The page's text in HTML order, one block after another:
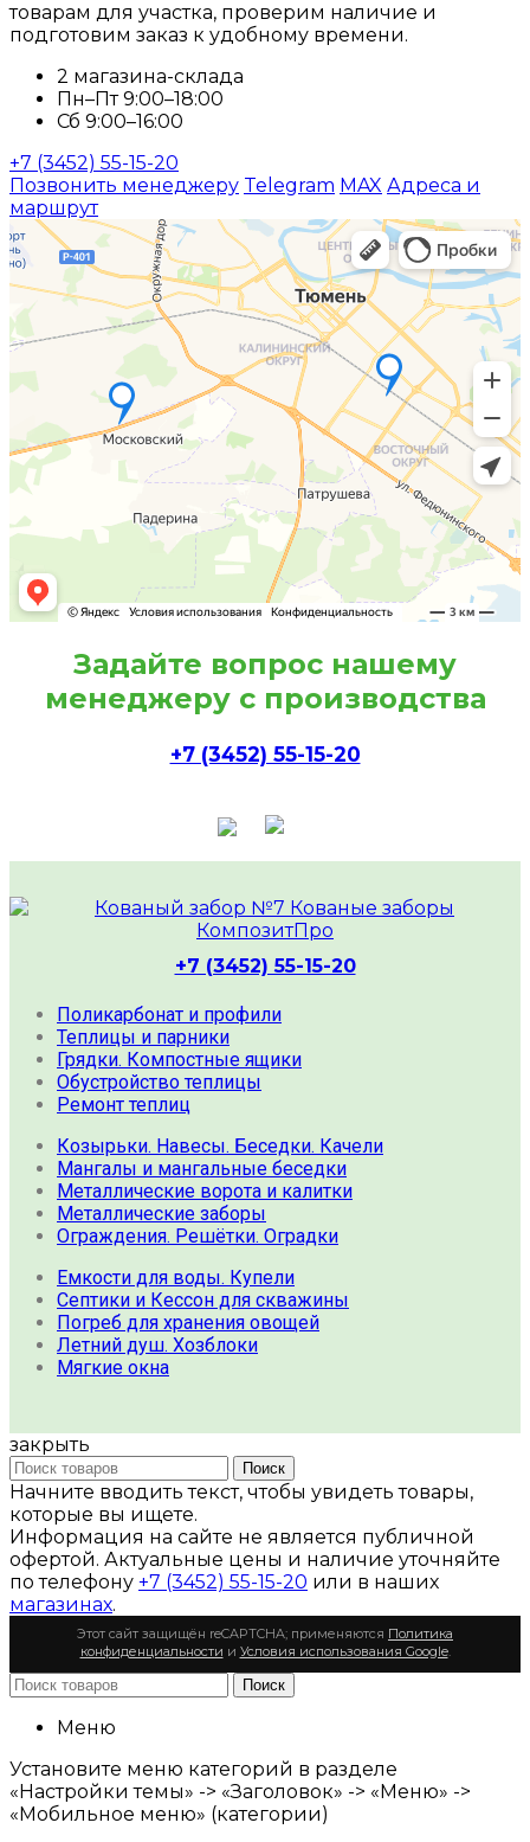
товарам для участка, проверим наличие и
подготовим заказ к удобному времени.
2 магазина-склада
Пн–Пт 9:00–18:00
Сб 9:00–16:00
+7 (3452) 55-15-20
Позвонить менеджеру Telegram MAX Адреса и
маршрут
Задайте вопрос нашему
менеджеру с производства
+7 (3452) 55-15-20
+7 (3452) 55-15-20
Поликарбонат и профили
Теплицы и парники
Грядки. Компостные ящики
Обустройство теплицы
Ремонт теплиц
Козырьки. Навесы. Беседки. Качели
Мангалы и мангальные беседки
Металлические ворота и калитки
Металлические заборы
Ограждения. Решётки. Оградки
Емкости для воды. Купели
Септики и Кессон для скважины
Погреб для хранения овощей
Летний душ. Хозблоки
Мягкие окна
закрыть
Поиск
Начните вводить текст, чтобы увидеть товары,
которые вы ищете.
Информация на сайте не является публичной
офертой. Актуальные цены и наличие уточняйте
по телефону +7 (3452) 55-15-20 или в наших
магазинах.
Этот сайт защищён reCAPTCHA; применяются Политика
конфиденциальности и Условия использования Google.
Поиск
Меню
Установите меню категорий в разделе
«Настройки темы» -> «Заголовок» -> «Меню» ->
«Мобильное меню» (категории)